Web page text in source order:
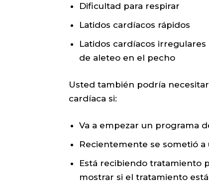
Dificultad para respirar
Latidos cardíacos rápidos
Latidos cardíacos
de aleteo en el pecho
Usted también podría
cardíaca si:
Va a empezar un programa
Recientemente se sometió
Está recibiendo tratamiento
mostrar si el tratamiento